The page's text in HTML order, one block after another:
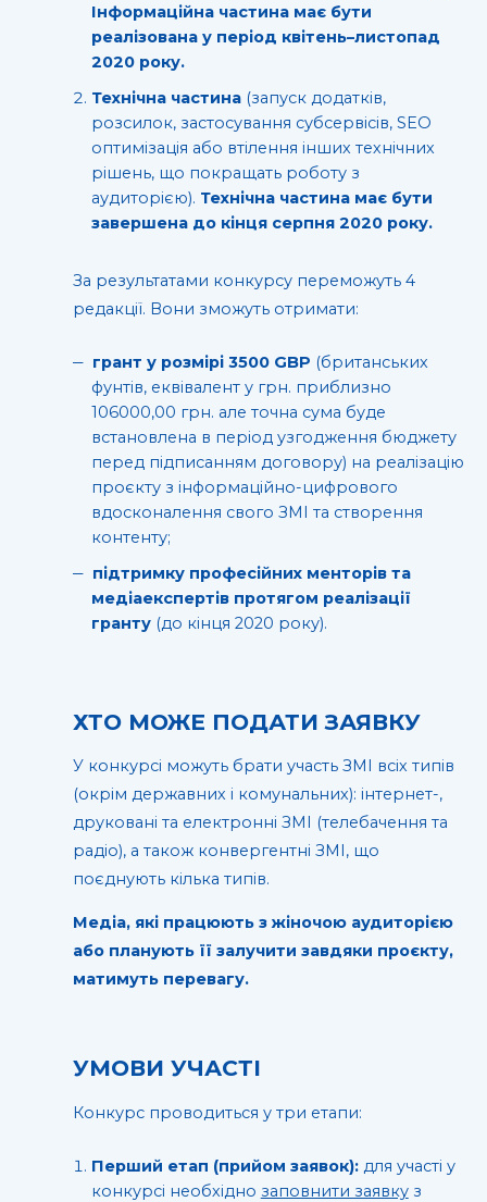
Інформаційна частина має бути
реалізована у період квітень–листопад
2020 року.
Технічна частина(запуск додатків,
розсилок, застосування субсервісів, SEO
оптимізація або втілення інших технічних
рішень, що покращать роботу з
аудиторією). Технічна частина має бути
завершена до кінця серпня 2020 року.
За результатами конкурсу переможуть 4
редакції. Вони зможуть отримати:
грант у розмірі 3500 GBP (британських
фунтів, еквівалент у грн. приблизно
106000,00 грн. але точна сума буде
встановлена в період узгодження бюджету
перед підписанням договору) на реалізацію
проєкту з інформаційно-цифрового
вдосконалення свого ЗМІ та створення
контенту;
підтримку професійних менторів та
медіаекспертів протягом реалізації
гранту(до кінця 2020 року).
ХТО МОЖЕ ПОДАТИ ЗАЯВКУ
У конкурсі можуть брати участь ЗМІ всіх типів
(окрім державних і комунальних): інтернет-,
друковані та електронні ЗМІ (телебачення та
радіо), а також конвергентні ЗМІ, що
поєднують кілька типів.
Медіа, які працюють з жіночою аудиторією
або планують її залучити завдяки проєкту,
матимуть перевагу.
УМОВИ УЧАСТІ
Конкурс проводиться у три етапи:
Перший етап (прийом заявок):для участі у
конкурсі необхідно заповнити заявкуз